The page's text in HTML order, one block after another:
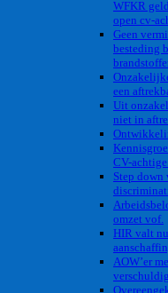
WFKR
open cv-
Geen
besteding
een
Uit
niet in
CV-achtige.
Step
omzet vof.
HIR valt
AOW’er